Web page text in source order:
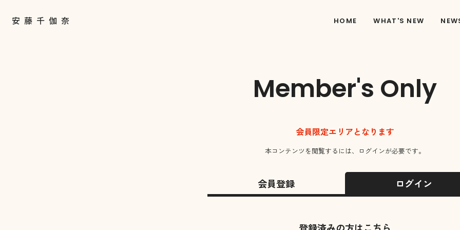
HOME WHAT'S NEW
Member's Only
会員限定エリアとなります
本コンテンツを閲覧するには、ログインが必要です。
会員登録 ログイン